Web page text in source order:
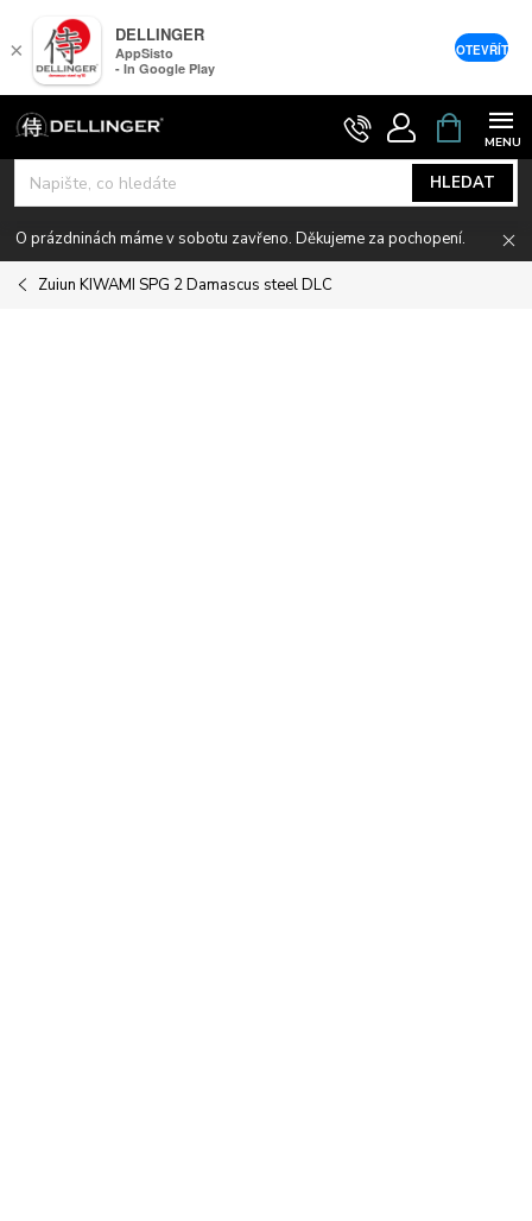
Přejít
na
obsah
HLEDAT
NÁKUPNÍ
KOŠÍK
O prázdninách máme v sobotu zavřeno. Děkujeme za pochopení.
Zuiun KIWAMI SPG 2 Damascus steel DLC
×
DELLINGER
AppSisto
- In Google Play
OTEVŘÍT